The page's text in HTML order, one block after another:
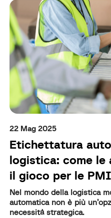
22 Mag 2025
Etichettatura
logistica: come le
il gioco per le PMI
Nel mondo della logistica
automatica non è più
necessità strategica.